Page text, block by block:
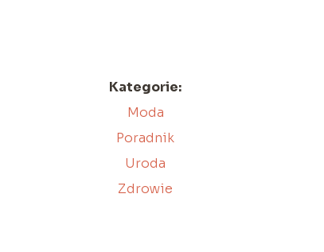
Kategorie:
Moda
Poradnik
Uroda
Zdrowie